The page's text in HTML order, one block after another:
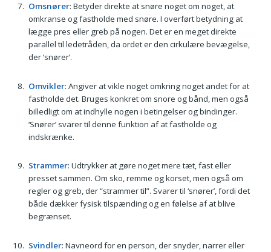
Omsnører: Betyder direkte at snøre noget om noget, at
omkranse og fastholde med snøre. I overført betydning at
lægge pres eller greb på nogen. Det er en meget direkte
parallel til ledetråden, da ordet er den cirkulære bevægelse,
der ‘snører’.
Omvikler: Angiver at vikle noget omkring noget andet for at
fastholde det. Bruges konkret om snore og bånd, men også
billedligt om at indhylle nogen i betingelser og bindinger.
‘Snører’ svarer til denne funktion af at fastholde og
indskrænke.
Strammer: Udtrykker at gøre noget mere tæt, fast eller
presset sammen. Om sko, remme og korset, men også om
regler og greb, der “strammer til”. Svarer til ‘snører’, fordi det
både dækker fysisk tilspænding og en følelse af at blive
begrænset.
Svindler: Navneord for en person, der snyder, narrer eller